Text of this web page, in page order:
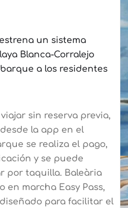
un sistema
Blanca-Corralejo
a los residentes
sin reserva previa,
la app en el
se realiza el pago,
y se puede
por taquilla. Baleària
en marcha Easy Pass,
para facilitar el